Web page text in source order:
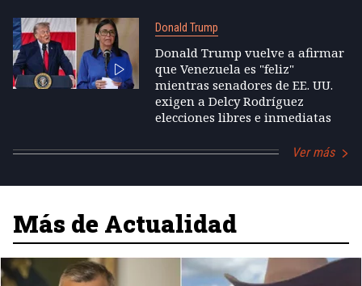
Donald Trump
Donald Trump vuelve a afirmar
que Venezuela es "feliz"
mientras senadores de EE. UU.
exigen a Delcy Rodríguez
elecciones libres e inmediatas
Ver más
Más de Actualidad